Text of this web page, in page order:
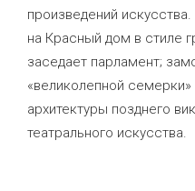
произведений
на Красный дом в стиле
заседает парламент;
«великолепной
архитектуры позднего
театрального искусства.